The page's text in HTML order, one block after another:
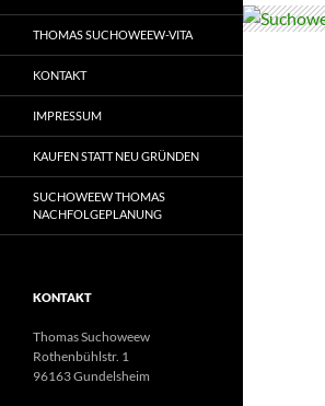
THOMAS SUCHOWEEW-VITA
KONTAKT
IMPRESSUM
KAUFEN STATT NEU GRÜNDEN
SUCHOWEEW THOMAS
NACHFOLGEPLANUNG
KONTAKT
Thomas Suchoweew
Rothenbühlstr. 1
96163 Gundelsheim